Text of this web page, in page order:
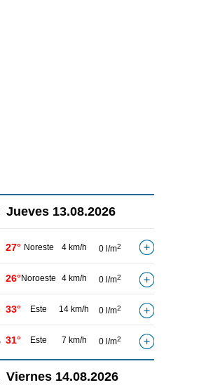
Jueves 13.08.2026
27° Noreste 4 km/h 0 l/m2
26° Noroeste 4 km/h 0 l/m2
33° Este 14 km/h 0 l/m2
31° Este 7 km/h 0 l/m2
Viernes 14.08.2026